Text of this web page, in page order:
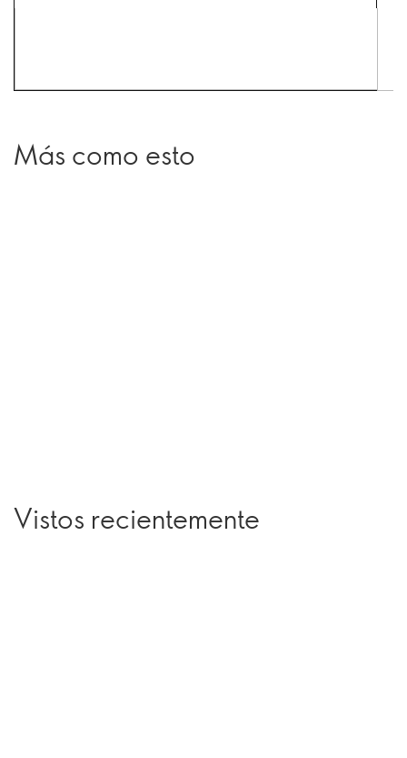
Más como esto
Vistos recientemente